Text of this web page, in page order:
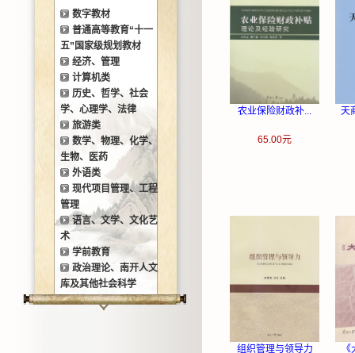
数字教材
普通高等教育“十一
五”国家级规划教材
经济、管理
计算机类
历史、哲学、社会
学、心理学、法律
旅游类
数学、物理、化学、
生物、医药
外语类
现代项目管理、工程
管理
语言、文学、文化艺
术
学前教育
政治理论、南开人文
库及其他社会科学
农业保险财政补...
65.00元
天
组织管理与领导力